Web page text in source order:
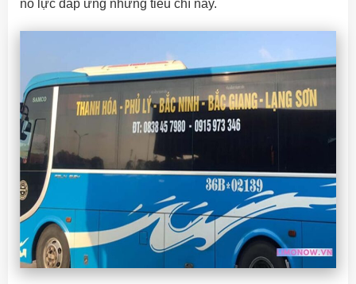
nỗ lực đáp ứng những tiêu chí này.